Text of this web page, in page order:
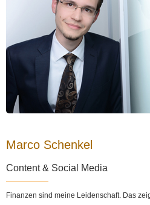
Marco Schenkel
Content & Social Media
Finanzen sind meine Leidenschaft. Das